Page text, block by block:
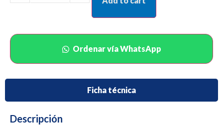
Ordenar vía WhatsApp
Ficha técnica
Descripción